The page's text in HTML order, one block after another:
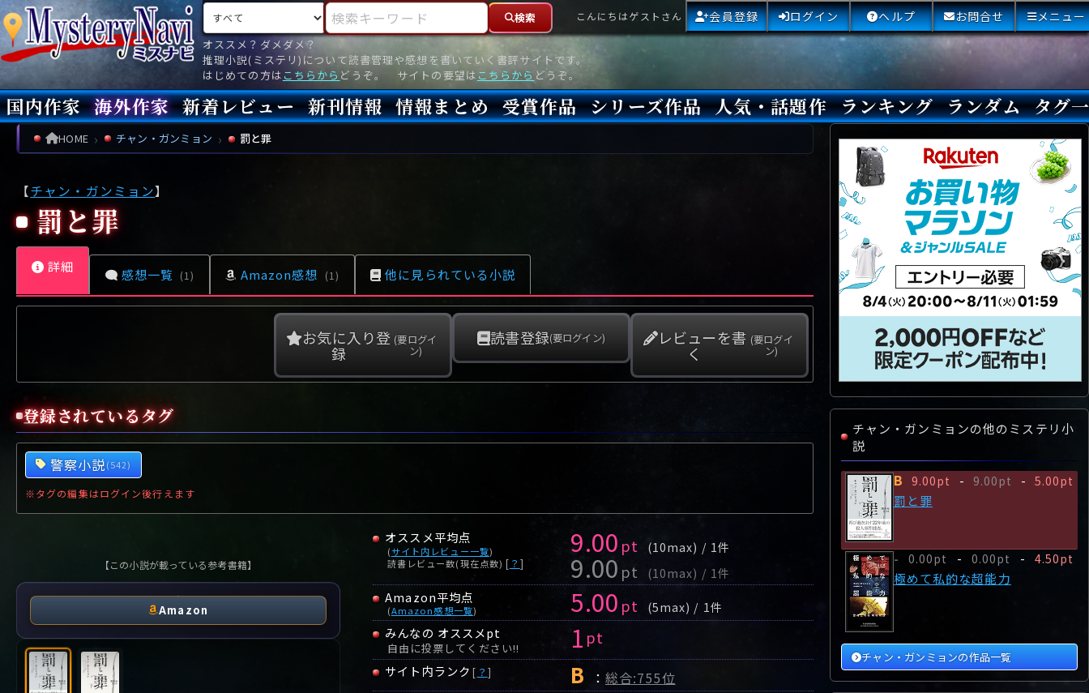
オススメ？ダメダメ？
推理小説(ミステリ)について読書管理や感想を書いていく書評サイトです。
はじめての方は こちらから どうぞ。 サイトの要望は こちらから どうぞ。
検索対象 検索キーワード
検索 こんにちはゲストさん 会員登録 ログイン ヘルプ お問合せ メニュー
国内作家
あ行 あ い う え
お
さ行
さ し
た行
た ち
な行
な に ぬ ね
は行
は ひ ふ へ
ほ
ら行
ら
わ行
わ
海外作家
ア行 ア イ ウ エ
サ行
タ行
ナ行
ナ ニ ヌ ネ
ノ
ハ行
ハ ヒ フ ヘ
ホ
モ
ワ行
ワ
新着レビュー 新刊情報 情報まとめ 受賞作品 シリーズ作品 人気・話題作
最近閲覧された小説
ランキング
国内総合ランキング
海外総合ランキング
Amazon国内作品高評価
Amazon海外作品高評価
国内作品高評価
海外作品高評価
閲覧回数
オススメ投票回数
読書した人が多い小説
サイトランク
ランダム タグ
初心者におすすめ
クローズド・サー
本格ミステリ
青春ミステリ
学園ミステリ
日常の謎
SFミステリ
倒叙ミステリ
警察小説
映画化
ドラマ化
その他をもっとみ
HOME チャン・ガンミョン 罰と罪
【チャン・ガンミョン】
罰と罪
詳細 感想一覧 (1) Amazon感想 (1) 他に見られている小説
お気に入り登
録
(要ログイ
ン)
読書登録(要ログイン) レビューを書
く
(要ログイ
ン)
登録されているタグ
警察小説(542)
※タグの編集はログイン後行えます
【この小説が載っている参考書籍】
Amazon
オススメ平均点
(サイト内レビュー一覧)
読書レビュー数(現在点数) [ ？ ]
9.00 pt (10max) / 1件
9.00 pt (10max) / 1件
Amazon平均点
(Amazon感想一覧) 5.00 pt (5max) / 1件
みんなの オススメpt
自由に投票してください!! 1 pt
サイト内ランク [ ？ ] B ： 総合:755位
チャン・ガンミョンの他のミステリ小
説
B 9.00pt - 9.00pt - 5.00pt
罰と罪
- 0.00pt - 0.00pt - 4.50pt
極めて私的な超能力
チャン・ガンミョンの作品一覧